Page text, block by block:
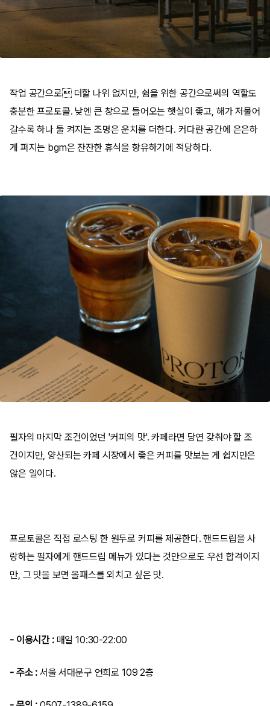
작업 공간으로 더할 나위 없지만, 쉼을 위한 공간으로써의 역할도
충분한 프로토콜. 낮엔 큰 창으로 들어오는 햇살이 좋고, 해가 저물어
갈수록 하나 둘 켜지는 조명은 운치를 더한다. 커다란 공간에 은은하
게 퍼지는 bgm은 잔잔한 휴식을 향유하기에 적당하다.
필자의 마지막 조건이었던 '커피의 맛'. 카페라면 당연 갖춰야 할 조
건이지만, 양산되는 카페 시장에서 좋은 커피를 맛보는 게 쉽지만은
않은 일이다.
프로토콜은 직접 로스팅 한 원두로 커피를 제공한다. 핸드드립을 사
랑하는 필자에게 핸드드립 메뉴가 있다는 것만으로도 우선 합격이지
만, 그 맛을 보면 올패스를 외치고 싶은 맛.
- 이용시간 :매일 10:30-22:00
- 주소 : 서울 서대문구 연희로 109 2층